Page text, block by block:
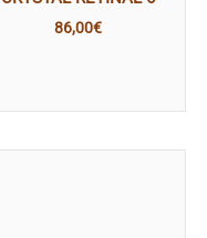
86,00€